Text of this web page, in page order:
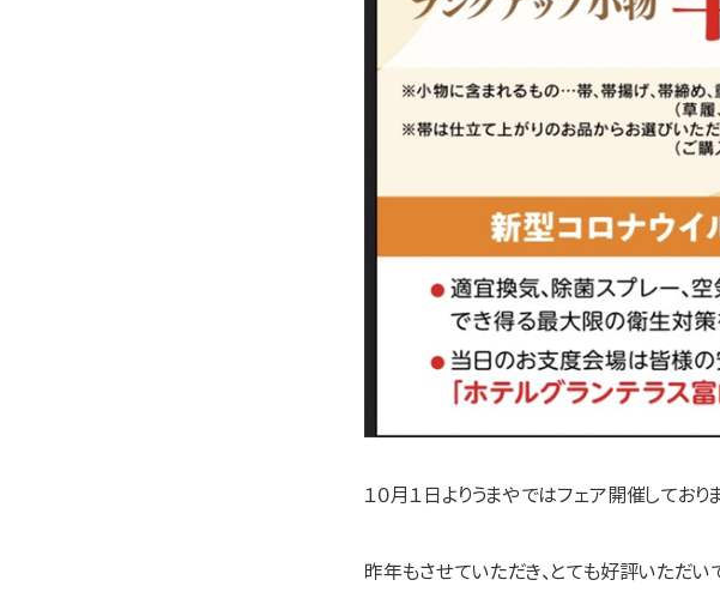
１０月１日よりうまやではフェア開催しており
昨年もさせていただき、とても好評いただい